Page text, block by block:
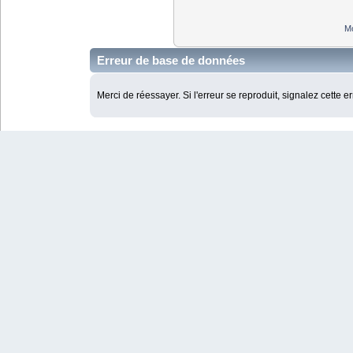
Erreur de base de données
Merci de réessayer. Si l'erreur se reproduit, signalez cette